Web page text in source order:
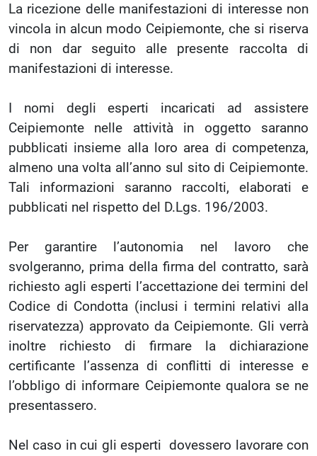
La ricezione delle manifestazioni di interesse non
vincola in alcun modo Ceipiemonte, che si riserva
di non dar seguito alle presente raccolta di
manifestazioni di interesse.
I nomi degli esperti incaricati ad assistere
Ceipiemonte nelle attività in oggetto saranno
pubblicati insieme alla loro area di competenza,
almeno una volta all’anno sul sito di Ceipiemonte.
Tali informazioni saranno raccolti, elaborati e
pubblicati nel rispetto del D.Lgs. 196/2003.
Per garantire l’autonomia nel lavoro che
svolgeranno, prima della firma del contratto, sarà
richiesto agli esperti l’accettazione dei termini del
Codice di Condotta (inclusi i termini relativi alla
riservatezza) approvato da Ceipiemonte. Gli verrà
inoltre richiesto di firmare la dichiarazione
certificante l’assenza di conflitti di interesse e
l’obbligo di informare Ceipiemonte qualora se ne
presentassero.
Nel caso in cui gli esperti dovessero lavorare con